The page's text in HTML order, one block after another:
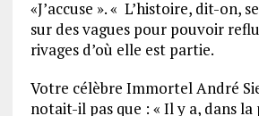
«J’accuse ». « L’histoire, dit-on,
sur des vagues pour pouvoir
rivages d’où elle est partie.
Votre célèbre Immortel André
notait-il pas que : « Il y a, dans la